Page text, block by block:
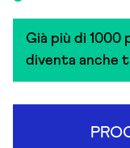
Già più di 1000
diventa anche